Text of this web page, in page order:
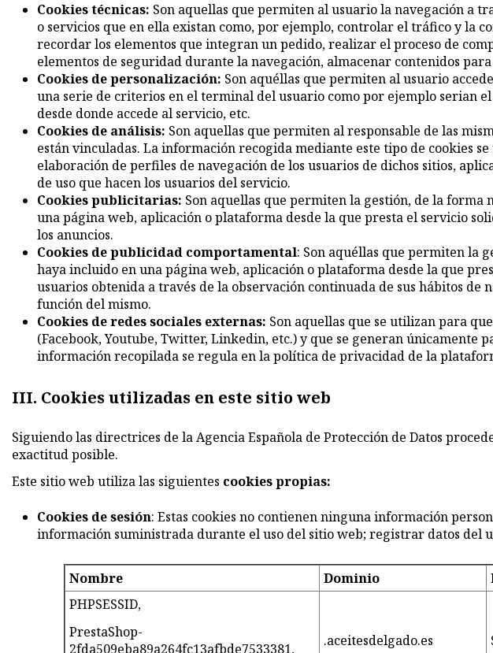
Cookies técnicas: Son aquellas que permiten al usuario la navegación a
o servicios que en ella existan como, por ejemplo, controlar el tráfico y la
recordar los elementos que integran un pedido, realizar el proceso de
elementos de seguridad durante la navegación, almacenar contenidos
Cookies de personalización: Son aquéllas que permiten al usuario
una serie de criterios en el terminal del usuario como por ejemplo serian
desde donde accede al servicio, etc.
Cookies de análisis: Son aquellas que permiten al responsable de las
están vinculadas. La información recogida mediante este tipo de cookies
elaboración de perfiles de navegación de los usuarios de dichos sitios,
de uso que hacen los usuarios del servicio.
Cookies publicitarias: Son aquellas que permiten la gestión, de la forma
una página web, aplicación o plataforma desde la que presta el servicio
los anuncios.
Cookies de publicidad comportamental: Son aquéllas que permiten la
haya incluido en una página web, aplicación o plataforma desde la que
usuarios obtenida a través de la observación continuada de sus hábitos
función del mismo.
Cookies de redes sociales externas: Son aquellas que se utilizan para
(Facebook, Youtube, Twitter, Linkedin, etc.) y que se generan únicamente
información recopilada se regula en la política de privacidad de la
III. Cookies utilizadas en este sitio web
Siguiendo las directrices de la Agencia Española de Protección de Datos
exactitud posible.
Este sitio web utiliza las siguientes cookies propias:
Cookies de sesión: Estas cookies no contienen ninguna información
información suministrada durante el uso del sitio web; registrar datos del
Nombre Dominio
PHPSESSID,
PrestaShop-
2fda509eba89a264fc13afbde7533381,
.aceitesdelgado.es